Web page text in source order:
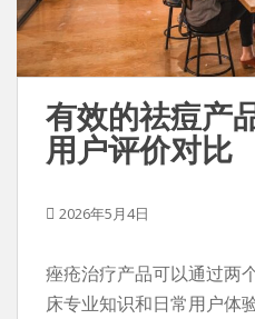
有效的祛痘产
用户评价对比
2026年5月4日
痤疮治疗产品可以通过两
床专业知识和日常用户体验